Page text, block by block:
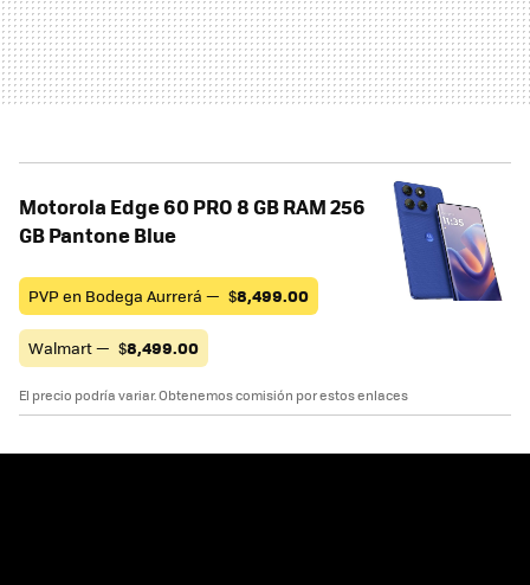
Motorola Edge 60 PRO 8 GB RAM 256
GB Pantone Blue
PVP en Bodega Aurrerá — $8,499.00
Walmart — $8,499.00
El precio podría variar. Obtenemos comisión por estos enlaces